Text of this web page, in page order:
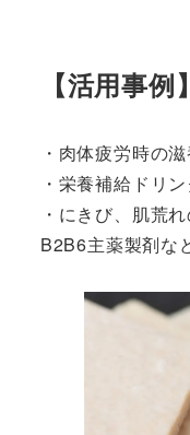
【活用事例】
・肉体疲労時の
・栄養補給ドリ
・にきび、肌荒
B2B6主薬製剤な